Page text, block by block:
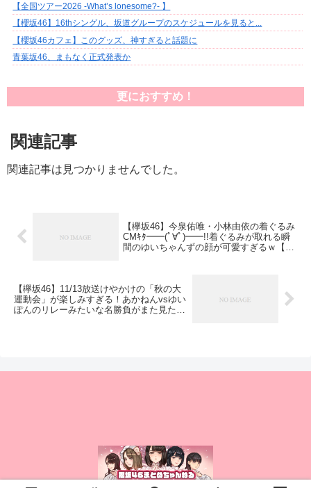
【全国ツアー2026 -What’s lonesome?- 】
【櫻坂46】16thシングル、坂道グループのスケジュールを見ると...
【櫻坂46カフェ】このグッズ、神すぎると話題に
青葉坂46、まもなく正式発表か
更におすすめ！
関連記事
関連記事は見つかりませんでした。
【欅坂46】今泉佑唯・小林由依の着ぐるみ
CMｷﾀ━━(ﾟ∀ﾟ)━━!!着ぐるみが取れる瞬
間のゆいちゃんずの顔が可愛すぎるｗ【ロ
【欅坂46】11/13放送けやかけの「秋の大
運動会」が楽しみすぎる！あかねんvsゆい
ぽんのリレーみたいな名勝負がまた見たい